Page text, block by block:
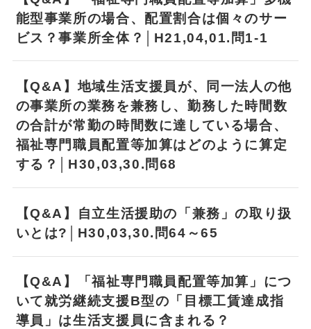
能型事業所の場合、配置割合は個々のサー
ビス？事業所全体？│H21,04,01.問1-1
【Q&A】地域生活支援員が、同一法人の他
の事業所の業務を兼務し、勤務した時間数
の合計が常勤の時間数に達している場合、
福祉専門職員配置等加算はどのように算定
する？│H30,03,30.問68
【Q&A】自立生活援助の「兼務」の取り扱
いとは?│H30,03,30.問64～65
【Q&A】「福祉専門職員配置等加算」につ
いて就労継続支援B型の「目標工賃達成指
導員」は生活支援員に含まれる？